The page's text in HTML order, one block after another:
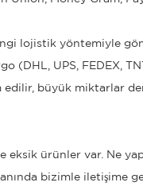
lojistik yöntemiyle
edilir, büyük miktarlar
eksik ürünler var. Ne